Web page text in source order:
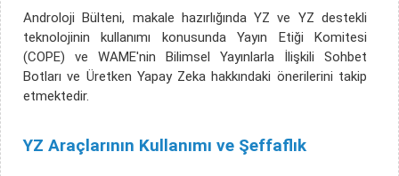
Androloji Bülteni, makale hazırlığında YZ ve YZ destekli
teknolojinin kullanımı konusunda Yayın Etiği Komitesi
(COPE) ve WAME'nin Bilimsel Yayınlarla İlişkili Sohbet
Botları ve Üretken Yapay Zeka hakkındaki önerilerini takip
etmektedir.
YZ Araçlarının Kullanımı ve Şeffaflık